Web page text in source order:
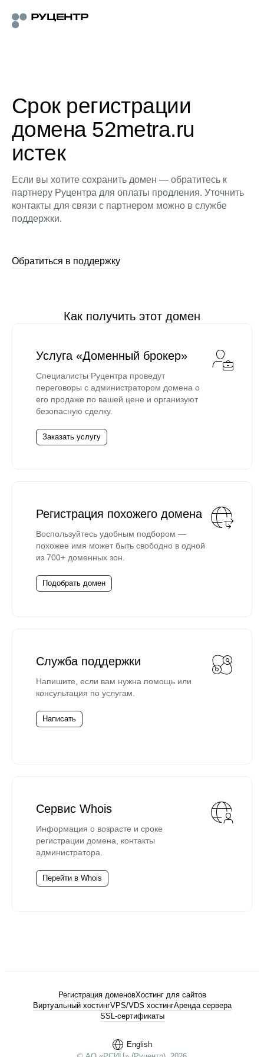
Срок регистрации
домена 52metra.ru
истек
Если вы хотите сохранить домен — обратитесь к
партнеру Руцентра для оплаты продления. Уточнить
контакты для связи с партнером можно в службе
поддержки.
Обратиться в поддержку
Как получить этот домен
Услуга «Доменный брокер»
Специалисты Руцентра проведут
переговоры с администратором домена о
его продаже по вашей цене и организуют
безопасную сделку.
Заказать услугу
Регистрация похожего домена
Воспользуйтесь удобным подбором —
похожее имя может быть свободно в одной
из 700+ доменных зон.
Подобрать домен
Служба поддержки
Напишите, если вам нужна помощь или
консультация по услугам.
Написать
Сервис Whois
Информация о возрасте и сроке
регистрации домена, контакты
администратора.
Перейти в Whois
English
Регистрация доменовХостинг для сайтов
Виртуальный хостингVPS/VDS хостингАренда сервера
SSL-сертификаты